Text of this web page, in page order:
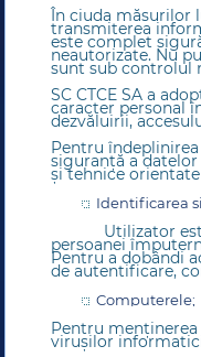
În ciuda măsurilor
transmiterea
este complet
neautorizate. Nu
sunt sub controlul
SC CTCE SA a
caracter personal
dezvăluirii,
Pentru
siguranţă a
şi tehnice
Identificarea
Utilizator este
persoanei
Pentru a dobândi
de autentificare,
Computerele;
Pentru
viruşilor